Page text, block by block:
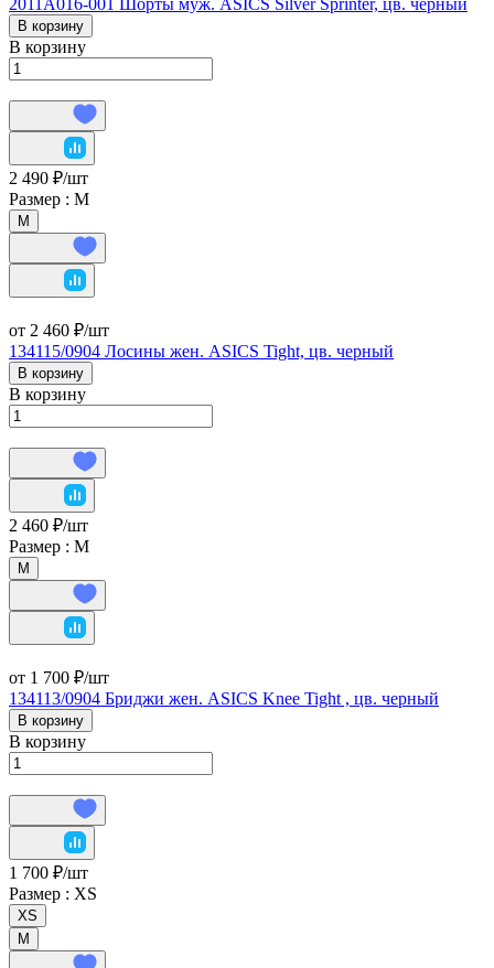
В корзину
В корзину
2 490 ₽/шт
Размер : М
М
от 2 460 ₽/шт
134115/0904 Лосины жен. ASICS Tight, цв. черный
В корзину
В корзину
2 460 ₽/шт
Размер : М
М
от 1 700 ₽/шт
134113/0904 Бриджи жен. ASICS Knee Tight , цв. черный
В корзину
В корзину
1 700 ₽/шт
Размер : XS
XS
М